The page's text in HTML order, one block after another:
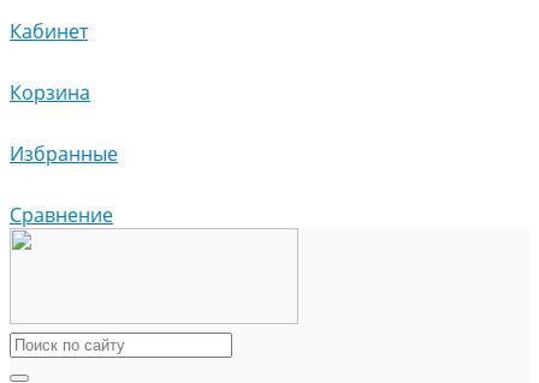
Кабинет
Корзина
Избранные
Сравнение